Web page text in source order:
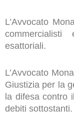
L’Avvocato
esattoriali.
L’Avvocato
Giustizia per la
la difesa contro
debiti sottostanti.